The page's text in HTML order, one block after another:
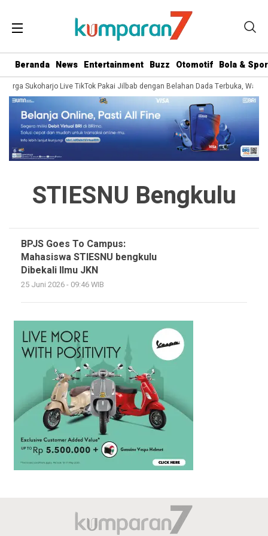
Beranda News Entertainment Buzz Otomotif Bola &
Sukoharjo Live TikTok Pakai Jilbab dengan Belahan Dada Terbuka,
STIESNU Bengkulu
BPJS Goes To Campus:
Mahasiswa STIESNU bengkulu
Dibekali Ilmu JKN
25 Juni 2026 - 09:46 WIB